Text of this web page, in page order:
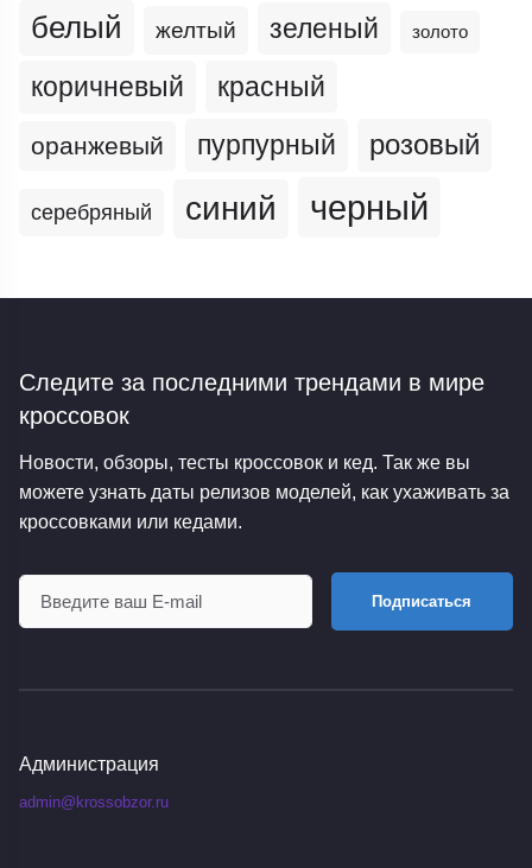
белый желтый зеленый золото
коричневый красный
оранжевый пурпурный розовый
серебряный синий черный
Следите за последними трендами в мире
кроссовок
Новости, обзоры, тесты кроссовок и кед. Так же вы
можете узнать даты релизов моделей, как ухаживать за
кроссовками или кедами.
Подписаться
Администрация
admin@krossobzor.ru